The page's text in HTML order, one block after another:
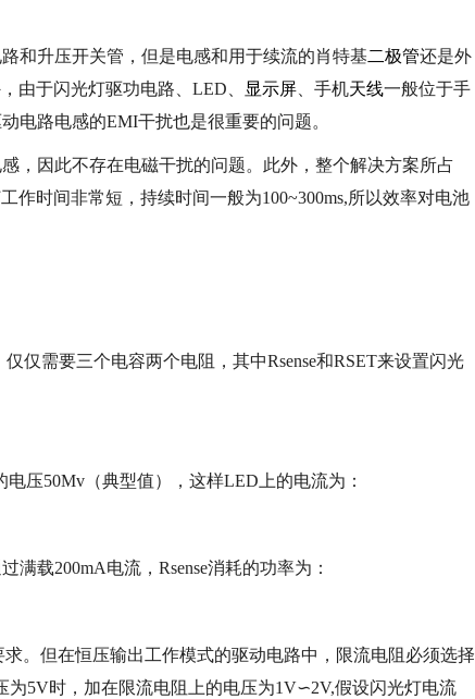
升压开关管，但是电感和用于续流的肖特基二极管还是外
由于闪光灯驱功电路、LED、
显示屏 、手机天线一般位于手
电路电感的EMI干扰也是很重要的问题。
因此不存在电磁干扰的问题。此外，整个解决方案所占
作时间非常短，持续时间一般为100~300ms,所以效率对电池
需要三个电容两个电阻，其中Rsense和RSET来设置闪光
压50Mv（典型值），这样LED上的电流为：
载200mA电流，Rsense消耗的功率为：
但在恒压输出工作模式的驱动电路中，限流电阻必须选择
5V时，加在限流电阻上的电压为1V∽2V,假设闪光灯电流